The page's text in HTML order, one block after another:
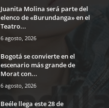
Juanita Molina será parte del
elenco de «Burundanga» en el
Teatro...
6 agosto, 2026
Bogotá se convierte en el
escenario más grande de
Morat con...
6 agosto, 2026
Beéle llega este 28 de